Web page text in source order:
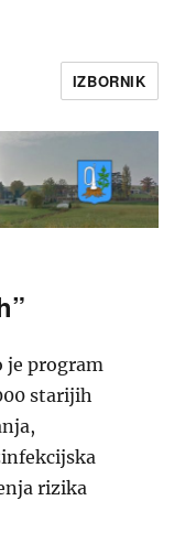
IZBORNIK
je program
starijih
rizika